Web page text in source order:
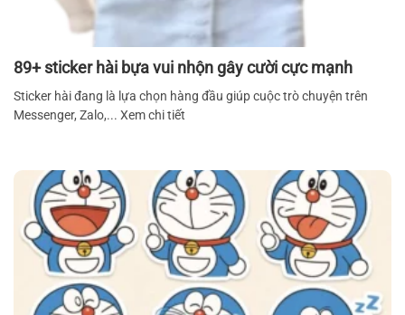
89+ sticker hài bựa vui nhộn gây cười cực mạnh
Sticker hài đang là lựa chọn hàng đầu giúp cuộc trò chuyện trên
Messenger, Zalo,... Xem chi tiết